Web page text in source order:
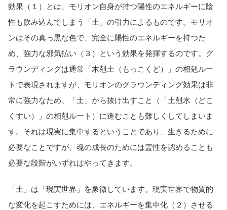
効果（１）とは、モリオン自身が持つ陽性のエネルギーに陰
性も飲み込んでしまう「土」の引力によるものです。モリオ
ンはその真っ黒な色で、完全に陽性のエネルギーを持つた
め、強力な邪気払い（３）という効果を発揮するのです。グ
ラウンディングは通常「木剋土（もっこくど）」の相剋ルー
トで表現されますが、モリオンのグラウンディング効果は非
常に強力なため、「土」から抜け出すこと（「土剋水（どこ
くすい）」の相剋ルート）に進むことも難しくしてしまいま
す。それは現実に集中するということであり、生きるために
必要なことですが、魂の成長のためには霊性を認めることも
必要な段階がいずれはやってきます。
「土」は「現実世界」を象徴しています。現実世界で物質的
な変化を起こすためには、エネルギーを集中化（２）させる